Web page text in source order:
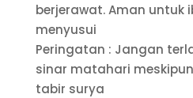
berjerawat. Aman untuk
menyusui
Peringatan : Jangan
sinar matahari
tabir surya